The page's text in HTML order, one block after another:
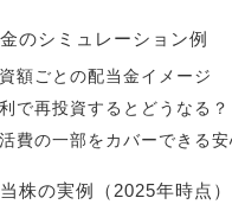
のシミュレーション例
額ごとの配当金イメージ
で再投資するとどうなる？
費の一部をカバーできる安
株の実例（2025年時点）